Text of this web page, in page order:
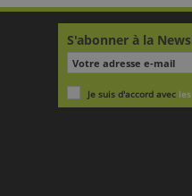
S'abonner à la
Je suis d'accord avec